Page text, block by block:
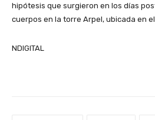
hipótesis que surgieron en los días
cuerpos en la torre Arpel, ubicada en
NDIGITAL